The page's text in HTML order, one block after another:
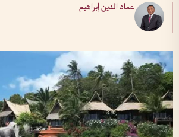
عماد الدين إبراهيم